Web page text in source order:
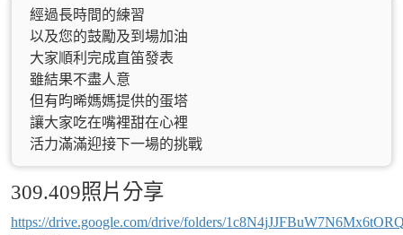
經過長時間的練習
以及您的鼓勵及到場加油
大家順利完成直笛發表
雖結果不盡人意
但有昀晞媽媽提供的蛋塔
讓大家吃在嘴裡甜在心裡
活力滿滿迎接下一場的挑戰
309.409照片分享
https://drive.google.com/drive/folders/